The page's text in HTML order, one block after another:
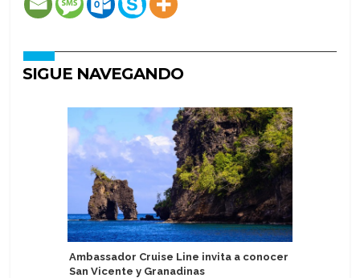
SIGUE NAVEGANDO
Ambassador Cruise Line invita a conocer
San Vicente y Granadinas